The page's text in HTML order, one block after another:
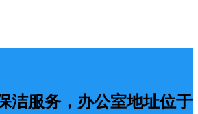
洁服务，办公室地址位于